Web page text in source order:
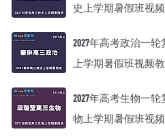
史上学期暑假班视
2027年高考政治一
上学期暑假班视频
2027年高考生物一
物上学期暑假班视